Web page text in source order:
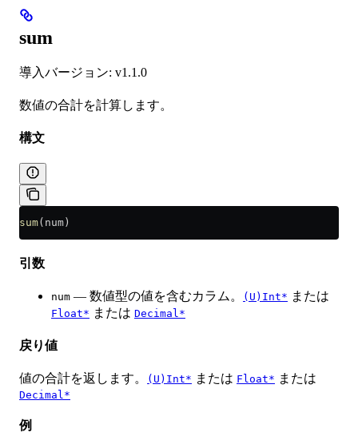
sum
導入バージョン: v1.1.0
数値の合計を計算します。
構文
sum(num)
引数
num — 数値型の値を含むカラム。 (U)Int* または
Float* または Decimal*
戻り値
値の合計を返します。 (U)Int* または Float* または
Decimal*
例